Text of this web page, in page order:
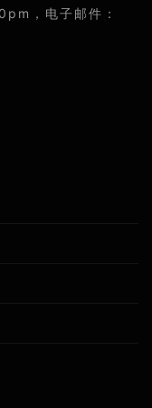
，电子邮件：